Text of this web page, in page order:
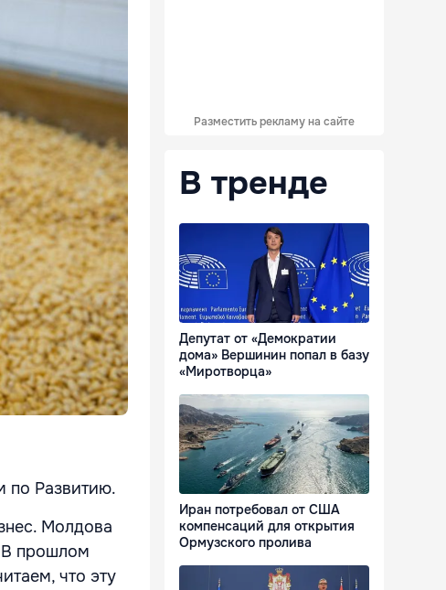
по Развитию.
Молдова
В прошлом
что эту
Разместить рекламу на сайте
В тренде
Депутат от «Демократии
дома» Вершинин попал в базу
«Миротворца»
Иран потребовал от США
компенсаций для открытия
Ормузского пролива